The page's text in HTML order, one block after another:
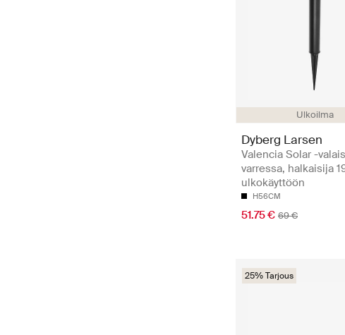
Ulkoilma
Dyberg Larsen
Valencia Solar -
varressa, halkaisija
ulkokäyttöön
H56CM
51.75 € 69 €
25% Tarjous